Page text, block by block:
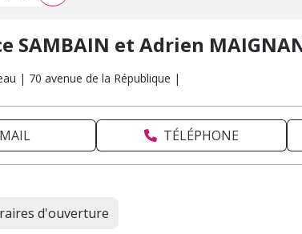
SAMBAIN et Adrien
| 70 avenue de la République |
TÉLÉPHONE
d'ouverture